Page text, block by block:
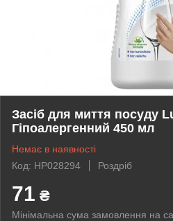
Засіб для миття посуду
Гіпоалергенний 450 мл
Немає в наявності
Код: HP028294
Роздріб
71 ₴
Мінімальна сума замовлення на